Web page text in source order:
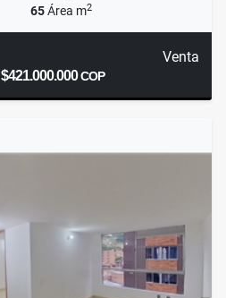
65Área m2
Venta
$421.000.000COP